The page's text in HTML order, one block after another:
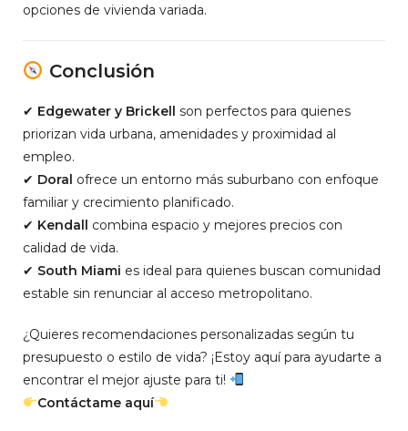
opciones de vivienda variada.
Conclusión
✔ Edgewater y Brickell son perfectos para quienes
priorizan vida urbana, amenidades y proximidad al
empleo.
✔ Doral ofrece un entorno más suburbano con enfoque
familiar y crecimiento planificado.
✔ Kendall combina espacio y mejores precios con
calidad de vida.
✔ South Miami es ideal para quienes buscan comunidad
estable sin renunciar al acceso metropolitano.
¿Quieres recomendaciones personalizadas según tu
presupuesto o estilo de vida? ¡Estoy aquí para ayudarte a
encontrar el mejor ajuste para ti!
Contáctame aquí